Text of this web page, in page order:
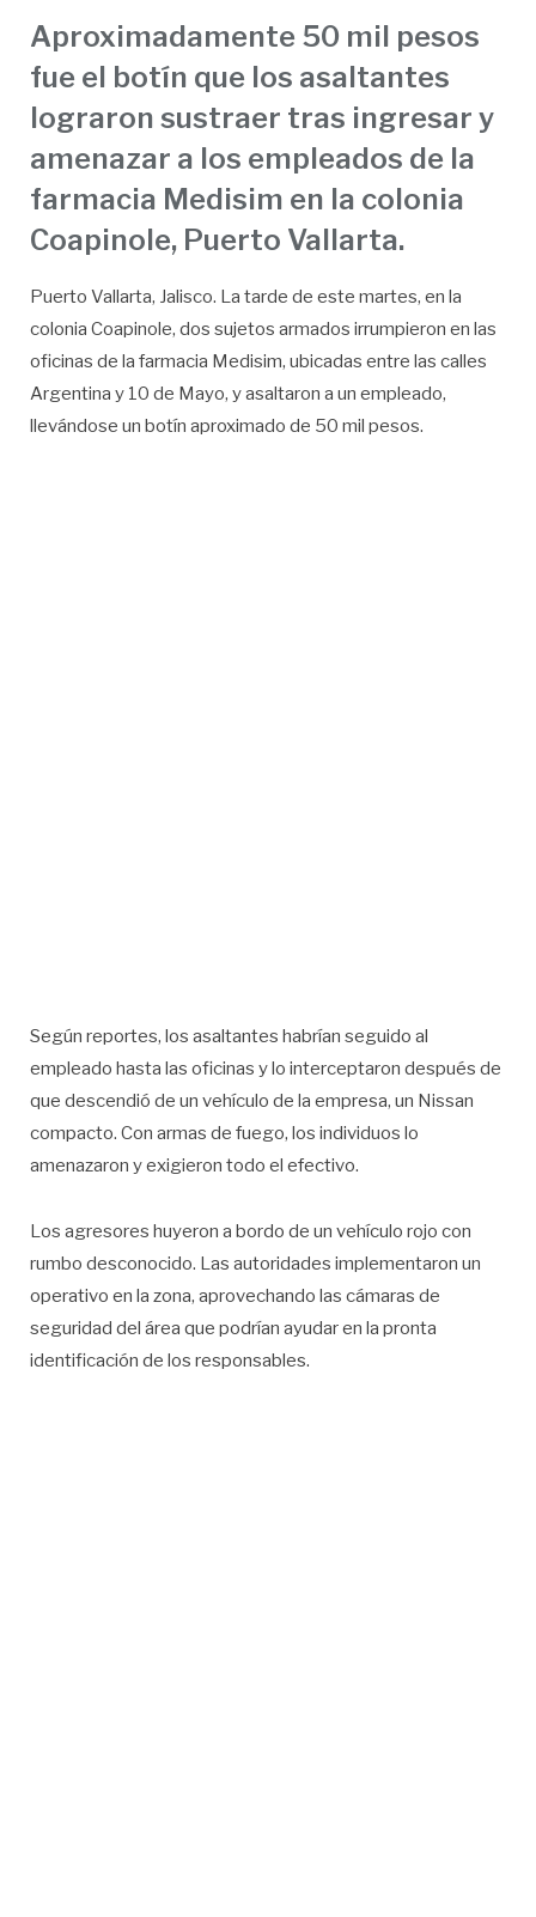
Aproximadamente 50 mil pesos
fue el botín que los asaltantes
lograron sustraer tras ingresar y
amenazar a los empleados de la
farmacia Medisim en la colonia
Coapinole, Puerto Vallarta.
Puerto Vallarta, Jalisco. La tarde de este martes, en la
colonia Coapinole, dos sujetos armados irrumpieron en las
oficinas de la farmacia Medisim, ubicadas entre las calles
Argentina y 10 de Mayo, y asaltaron a un empleado,
llevándose un botín aproximado de 50 mil pesos.
Según reportes, los asaltantes habrían seguido al
empleado hasta las oficinas y lo interceptaron después de
que descendió de un vehículo de la empresa, un Nissan
compacto. Con armas de fuego, los individuos lo
amenazaron y exigieron todo el efectivo.
Los agresores huyeron a bordo de un vehículo rojo con
rumbo desconocido. Las autoridades implementaron un
operativo en la zona, aprovechando las cámaras de
seguridad del área que podrían ayudar en la pronta
identificación de los responsables.